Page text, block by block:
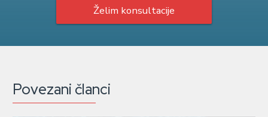
Želim konsultacije
Povezani članci